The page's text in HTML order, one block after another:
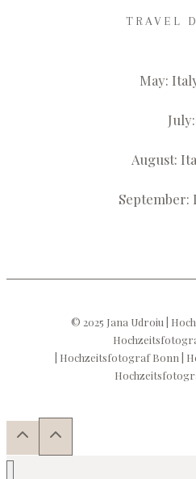
TRAVEL
May:
August:
September:
© 2025 Jana Udroiu |
| Hochzeitsfotograf Bonn |